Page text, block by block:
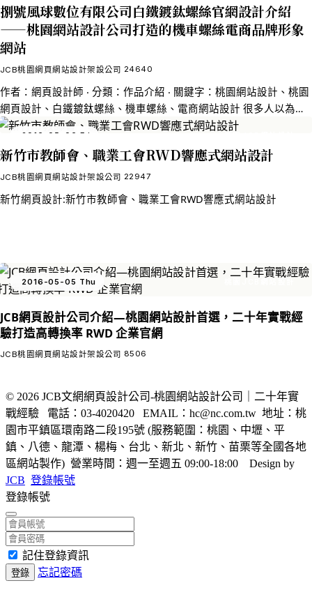
捌號風球數位有限公司白鐵鍍鈦螺絲官網設計介紹
——桃園網站設計公司打造的機車螺絲電商品牌形象
網站
JCB桃園網頁網站設計架設公司 24640
作者：網頁設計師 ‧ 分類：作品介紹 ‧ 關鍵字：桃園網站設計、桃園
網頁設計、白鐵鍍鈦螺絲、機車螺絲、電商網站設計 很多人以為網
頁設計就是把產品圖片排好、顏色配漂亮，然後開放網路購物就大
牽涉的層面遠比視覺複雜——從品牌定位、購物流程設計、多平台
整合，到搜尋引擎優化與 GEO 內容策略，每一個環節都環環相扣。
SOMOTO 鎍銆客的官網，正是我們桃園網頁設計團隊在這些層面都
深度投入的完整作品。
2016-05-06 Fri
新竹市教師會、職業工會RWD響應式網站設計
JCB桃園網頁網站設計架設公司 22947
新竹網頁設計:新竹市教師會、職業工會RWD響應式網站設計
2016-05-05 Thu
JCB網頁設計公司介紹—桃園網站設計首選，二十年實戰經
驗打造高轉換率 RWD 企業官網
JCB桃園網頁網站設計架設公司 8506
© 2026 JCB文網網頁設計公司-桃園網站設計公司｜二十年實
戰經驗 電話：03-4020420 EMAIL：hc@nc.com.tw 地址：桃
園市平鎮區環南路二段195號 (服務範圍：桃園、中壢、平
鎮、八德、龍潭、楊梅、台北、新北、新竹、苗栗等全國各地
區網站製作) 營業時間：週一至週五 09:00-18:00 Design by
JCB 登錄帳號
登錄帳號
記住登錄資訊
登錄 忘記密碼